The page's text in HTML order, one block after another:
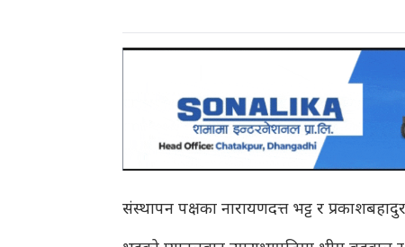
संस्थापन पक्षका नारायणदत्त भट्ट र